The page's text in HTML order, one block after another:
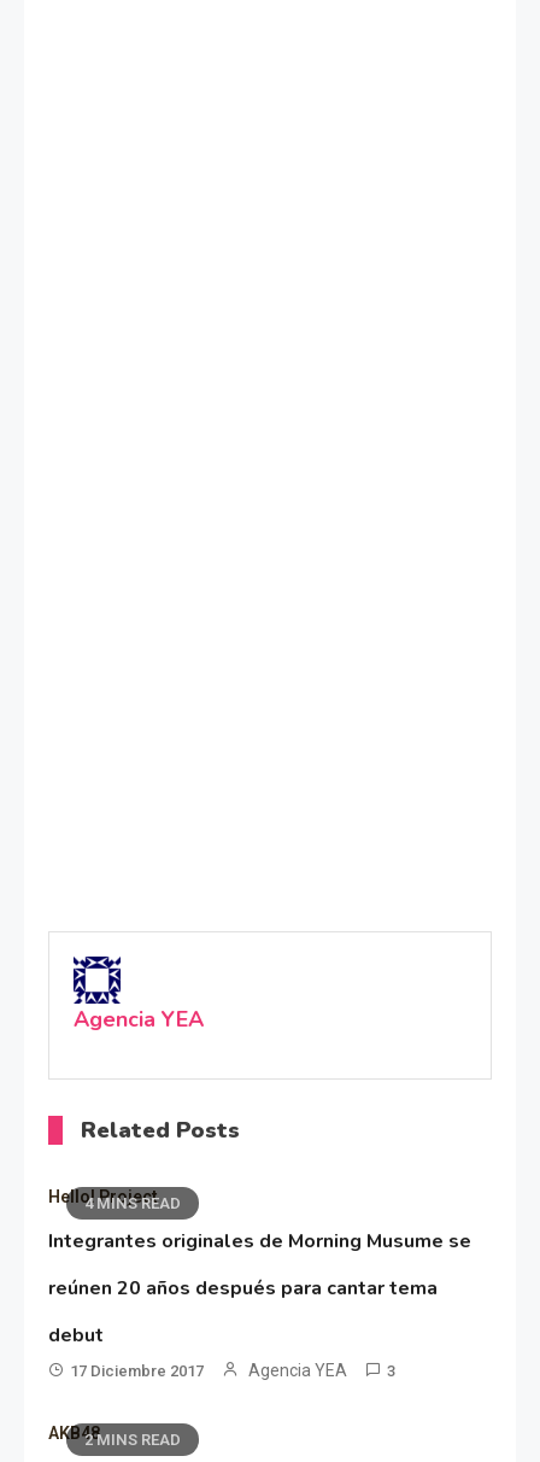
Agencia YEA
Related Posts
4 MINS READ
Hello! Project
Integrantes originales de Morning Musume se
reúnen 20 años después para cantar tema
debut
17 Diciembre 2017 Agencia YEA 3
2 MINS READ
AKB48